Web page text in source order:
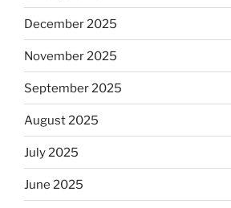
December 2025
November 2025
September 2025
August 2025
July 2025
June 2025